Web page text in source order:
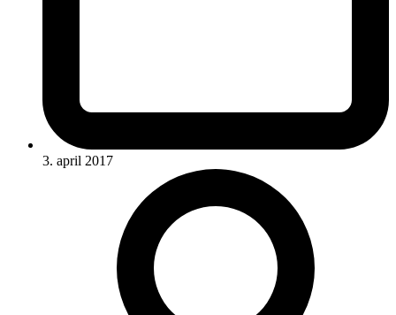
3. april 2017